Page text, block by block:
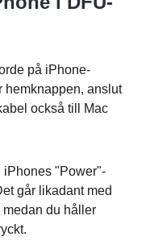
på iPhone-
hemknappen, anslut
också till Mac
iPhones "Power"-
går likadant med
du håller